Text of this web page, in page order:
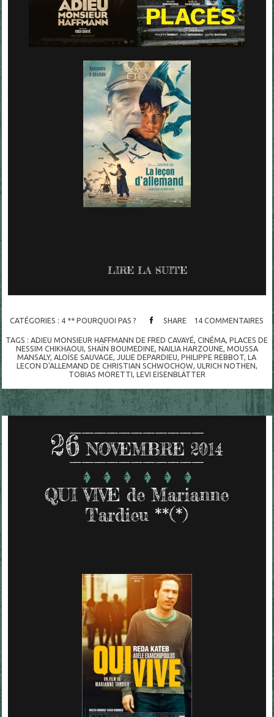
LIRE LA SUITE
CATÉGORIES : 4 ** POURQUOI PAS ? SHARE 14 COMMENTAIRES
TAGS :ADIEU MONSIEUR HAFFMANN DE FRED CAVAYÉ,CINÉMA,PLACES DE
NESSIM CHIKHAOUI, SHAÏN BOUMEDINE, NAILIA HARZOUNE, MOUSSA
MANSALY,ALOÏSE SAUVAGE,JULIE DEPARDIEU,PHILIPPE REBBOT,LA
LECON D'ALLEMAND DE CHRISTIAN SCHWOCHOW, ULRICH NOTHEN,
TOBIAS MORETTI, LEVI EISENBLÄTTER
26 NOVEMBRE 2014
QUI VIVE de Marianne
Tardieu **(*)